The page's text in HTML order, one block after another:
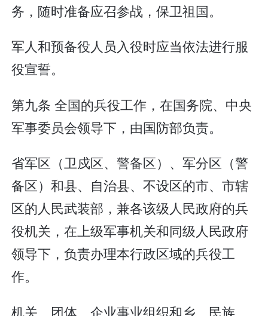
务，随时准备应召参战，保卫祖国。
军人和预备役人员入役时应当依法进行服
役宣誓。
第九条 全国的兵役工作，在国务院、中央
军事委员会领导下，由国防部负责。
省军区（卫戍区、警备区）、军分区（警
备区）和县、自治县、不设区的市、市辖
区的人民武装部，兼各该级人民政府的兵
役机关，在上级军事机关和同级人民政府
领导下，负责办理本行政区域的兵役工
作。
机关、团体、企业事业组织和乡、民族